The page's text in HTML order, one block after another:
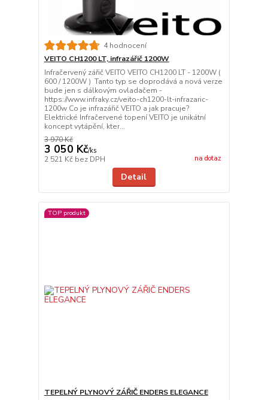
4 hodnocení
VEITO CH1200 LT, infrazářič 1200W
Infračervený zářič VEITO VEITO CH1200 LT - 1200W (
600 / 1200W ) Tanto typ se doprodává a nová verze
bude jen s dálkovým ovladačem -
https://www.infraky.cz/veito-ch1200-lt-infrazaric-
1200w Co je infrazářič VEITO a jak pracuje?
Elektrické Infračervené topení VEITO je unikátní
koncept vytápění, kter...
3 970 Kč
3 050 Kč/ks
2 521 Kč bez DPH na dotaz
Detail
TOP produkt
TEPELNÝ PLYNOVÝ ZÁŘIČ ENDERS ELEGANCE